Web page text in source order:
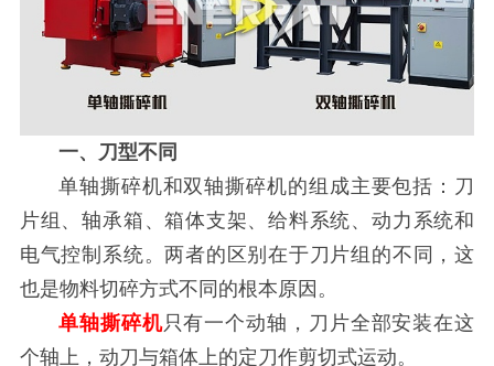
一、刀型不同
单轴撕碎机和双轴撕碎机的组成主要包括：刀
片组、轴承箱、箱体支架、给料系统、动力系统和
电气控制系统。两者的区别在于刀片组的不同，这
也是物料切碎方式不同的根本原因。
单轴撕碎机只有一个动轴，刀片全部安装在这
个轴上，动刀与箱体上的定刀作剪切式运动。